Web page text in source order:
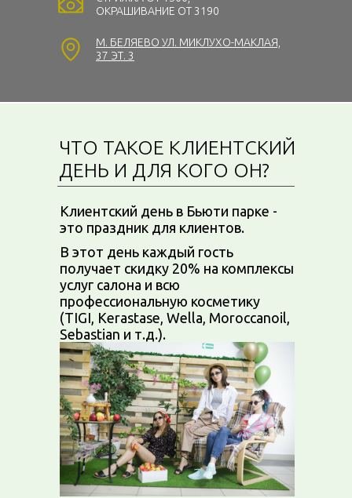
ОКРАШИВАНИЕ ОТ 3190
М. БЕЛЯЕВО УЛ. МИКЛУХО-МАКЛАЯ,
37 ЭТ. 3
ЧТО ТАКОЕ КЛИЕНТСКИЙ
ДЕНЬ И ДЛЯ КОГО ОН?
Клиентский день в Бьюти парке -
это праздник для клиентов.
В этот день каждый гость
получает скидку 20% на комплексы
услуг салона и всю
профессиональную косметику
(TIGI, Kerastase, Wella, Moroccanoil,
Sebastian и т.д.).